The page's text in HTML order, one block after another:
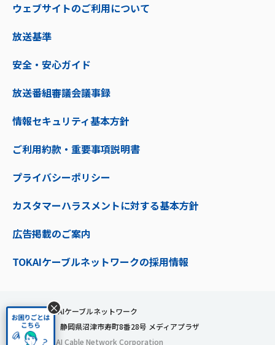
ウェブサイトのご利用について
放送基準
安全・安心ガイド
放送番組審議会議事録
情報セキュリティ基本方針
ご利用約款・重要事項説明書
プライバシーポリシー
カスタマーハラスメントに対する基本方針
広告掲載のご案内
TOKAIケーブルネットワークの採用情報
株式会社TOKAIケーブルネットワーク
〒410-0053 静岡県沼津市寿町8番28号 メディアプラザ
© 2024 TOKAI Cable Network Corporation
×